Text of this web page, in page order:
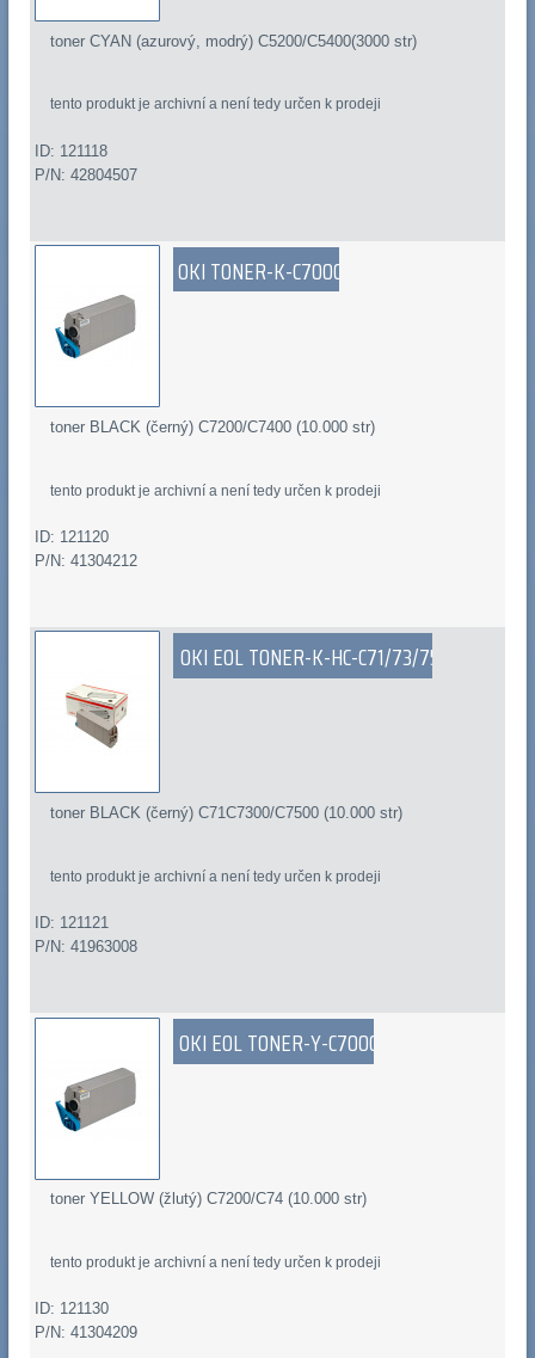
toner CYAN (azurový, modrý) C5200/C5400(3000 str)
tento produkt je archivní a není tedy určen k prodeji
ID: 121118
P/N: 42804507
OKI TONER-K-C7000
toner BLACK (černý) C7200/C7400 (10.000 str)
tento produkt je archivní a není tedy určen k prodeji
ID: 121120
P/N: 41304212
OKI EOL TONER-K-HC-C71/73/75
toner BLACK (černý) C71C7300/C7500 (10.000 str)
tento produkt je archivní a není tedy určen k prodeji
ID: 121121
P/N: 41963008
OKI EOL TONER-Y-C7000
toner YELLOW (žlutý) C7200/C74 (10.000 str)
tento produkt je archivní a není tedy určen k prodeji
ID: 121130
P/N: 41304209